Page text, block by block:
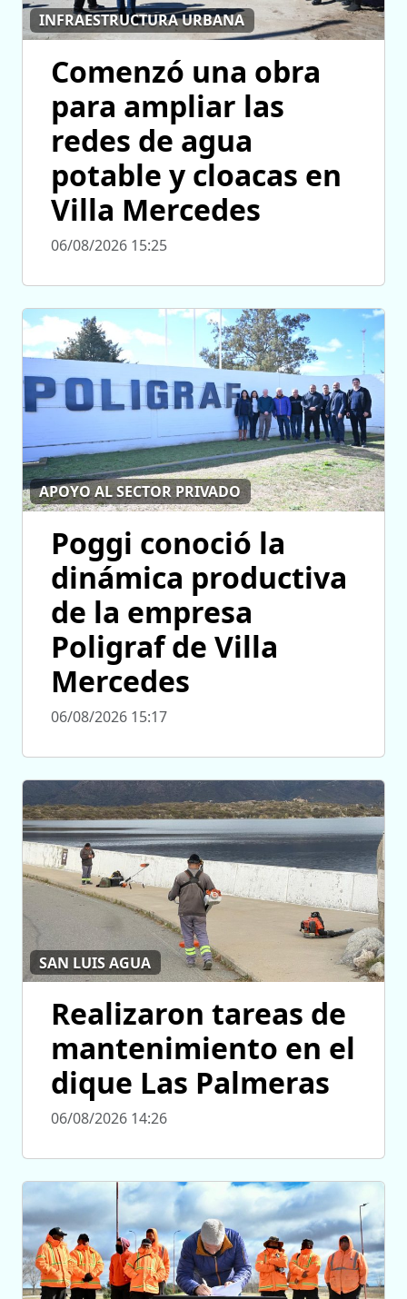
INFRAESTRUCTURA URBANA
Comenzó una obra
para ampliar las
redes de agua
potable y cloacas en
Villa Mercedes
06/08/2026 15:25
APOYO AL SECTOR PRIVADO
Poggi conoció la
dinámica productiva
de la empresa
Poligraf de Villa
Mercedes
06/08/2026 15:17
SAN LUIS AGUA
Realizaron tareas de
mantenimiento en el
dique Las Palmeras
06/08/2026 14:26